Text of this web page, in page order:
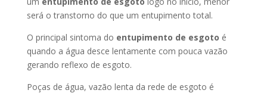
será o transtorno do que um entupimento total.
O principal sintoma do entupimento de esgoto é
quando a água desce lentamente com pouca vazão
gerando reflexo de esgoto.
Poças de água, vazão lenta da rede de esgoto é